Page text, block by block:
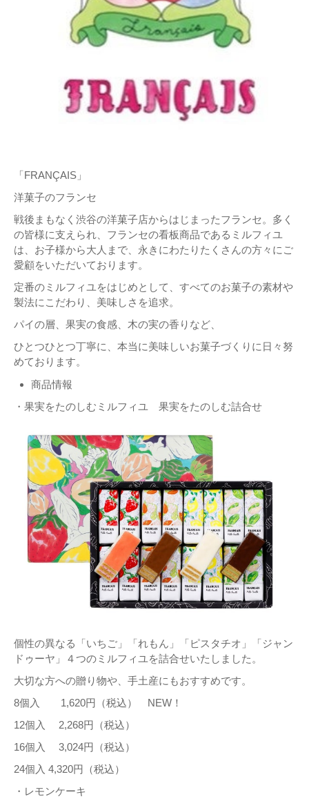
「FRANÇAIS」
洋菓子のフランセ
戦後まもなく渋谷の洋菓子店からはじまったフランセ。多く
の皆様に支えられ、フランセの看板商品であるミルフィユ
は、お子様から大人まで、永きにわたりたくさんの方々にご
愛顧をいただいております。
定番のミルフィユをはじめとして、すべてのお菓子の素材や
製法にこだわり、美味しさを追求。
パイの層、果実の食感、木の実の香りなど、
ひとつひとつ丁寧に、本当に美味しいお菓子づくりに日々努
めております。
商品情報
・果実をたのしむミルフィユ 果実をたのしむ詰合せ
個性の異なる「いちご」「れもん」「ピスタチオ」「ジャン
ドゥーヤ」４つのミルフィユを詰合せいたしました。
大切な方への贈り物や、手土産にもおすすめです。
8個入 1,620円（税込） NEW！
12個入 2,268円（税込）
16個入 3,024円（税込）
24個入 4,320円（税込）
・レモンケーキ